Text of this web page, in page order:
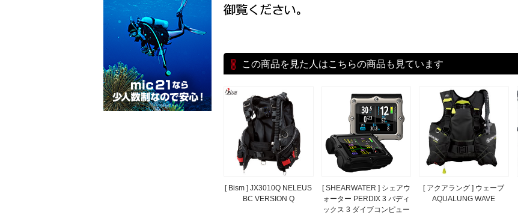
この商品を見た人はこちらの商品も見ています
[ Bism ] JX3010Q NELEUS
BC VERSION Q
[ SHEARWATER ] シェアウ
ォーター PERDIX 3 パディ
ックス 3 ダイブコンピュー
[ アクアラング ] ウェーブ
AQUALUNG WAVE